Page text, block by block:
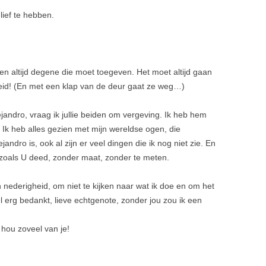
te hebben.
altijd degene die moet toegeven. Het moet altijd gaan
(En met een klap van de deur gaat ze weg…)
vraag ik jullie beiden om vergeving. Ik heb hem
heb alles gezien met mijn wereldse ogen, die
is, ook al zijn er veel dingen die ik nog niet zie. En
U deed, zonder maat, zonder te meten.
om niet te kijken naar wat ik doe en om het
bedankt, lieve echtgenote, zonder jou zou ik een
zoveel van je!